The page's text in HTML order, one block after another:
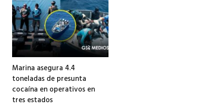
Marina asegura 4.4
toneladas de presunta
cocaína en operativos en
tres estados